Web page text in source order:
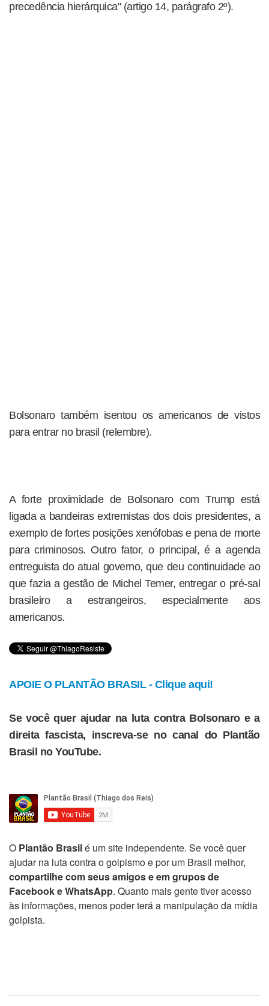
precedência hierárquica" (artigo 14, parágrafo 2º).
Bolsonaro também isentou os americanos de vistos
para entrar no brasil (relembre).
A forte proximidade de Bolsonaro com Trump está
ligada a bandeiras extremistas dos dois presidentes, a
exemplo de fortes posições xenófobas e pena de morte
para criminosos. Outro fator, o principal, é a agenda
entreguista do atual governo, que deu continuidade ao
que fazia a gestão de Michel Temer, entregar o pré-sal
brasileiro a estrangeiros, especialmente aos
americanos.
APOIE O PLANTÃO BRASIL - Clique aqui!
Se você quer ajudar na luta contra Bolsonaro e a
direita fascista, inscreva-se no canal do Plantão
Brasil no YouTube.
O Plantão Brasilé um site independente. Se você quer
ajudar na luta contra o golpismo e por um Brasil melhor,
compartilhe com seus amigos e em grupos de
Facebook e WhatsApp. Quanto mais gente tiver acesso
às informações, menos poder terá a manipulação da mídia
golpista.